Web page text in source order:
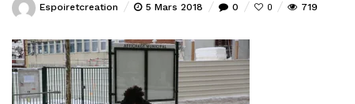
Espoiretcreation 5 Mars 2018 0 0 719